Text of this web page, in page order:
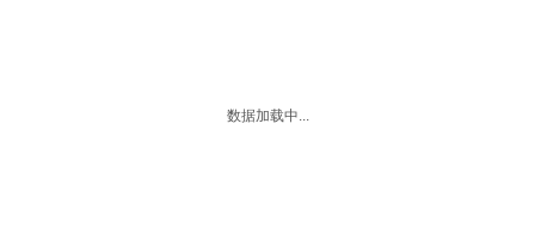
数据加载中...